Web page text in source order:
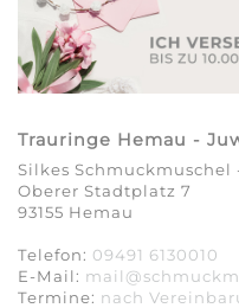
Trauringe Hemau -
Silkes Schmuckmuschel
Oberer Stadtplatz 7
93155 Hemau
Telefon: 09491 6130010
E-Mail:
Termine: nach